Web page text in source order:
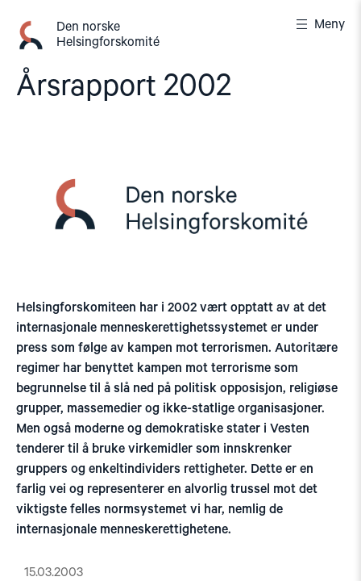
innhold
Den norske
Helsingforskomité
Meny
Årsrapport 2002
Helsingforskomiteen har i 2002 vært opptatt av at det
internasjonale menneskerettighetssystemet er under
press som følge av kampen mot terrorismen. Autoritære
regimer har benyttet kampen mot terrorisme som
begrunnelse til å slå ned på politisk opposisjon, religiøse
grupper, massemedier og ikke-statlige organisasjoner.
Men også moderne og demokratiske stater i Vesten
tenderer til å bruke virkemidler som innskrenker
gruppers og enkeltindividers rettigheter. Dette er en
farlig vei og representerer en alvorlig trussel mot det
viktigste felles normsystemet vi har, nemlig de
internasjonale menneskerettighetene.
15.03.2003